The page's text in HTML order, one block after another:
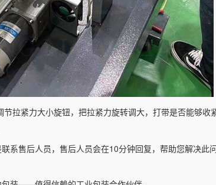
拉紧力大小旋钮，把拉紧力旋转调大，打带是否能够
系售后人员，售后人员会在10分钟回复，帮助您解决此